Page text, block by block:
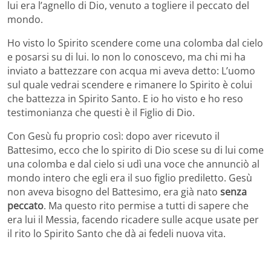
lui era l’agnello di Dio, venuto a togliere il peccato del
mondo.
Ho visto lo Spirito scendere come una colomba dal cielo
e posarsi su di lui. Io non lo conoscevo, ma chi mi ha
inviato a battezzare con acqua mi aveva detto: L’uomo
sul quale vedrai scendere e rimanere lo Spirito è colui
che battezza in Spirito Santo. E io ho visto e ho reso
testimonianza che questi è il Figlio di Dio.
Con Gesù fu proprio così: dopo aver ricevuto il
Battesimo, ecco che lo spirito di Dio scese su di lui come
una colomba e dal cielo si udì una voce che annunciò al
mondo intero che egli era il suo figlio prediletto. Gesù
non aveva bisogno del Battesimo, era già nato senza
peccato. Ma questo rito permise a tutti di sapere che
era lui il Messia, facendo ricadere sulle acque usate per
il rito lo Spirito Santo che dà ai fedeli nuova vita.